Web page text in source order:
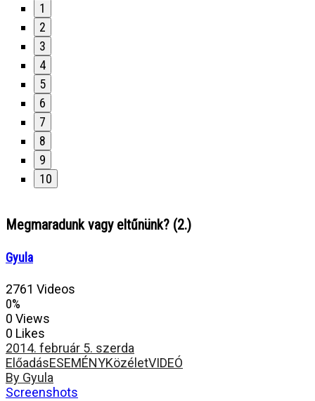
1
2
3
4
5
6
7
8
9
10
Megmaradunk vagy eltűnünk? (2.)
Gyula
2761 Videos
0%
0 Views
0 Likes
2014. február 5. szerda
ElőadásESEMÉNYKözéletVIDEÓ
By Gyula
Screenshots